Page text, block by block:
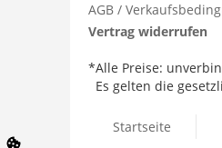
AGB /
Vertrag widerrufen
*Alle Preise:
Es gelten die
Startseite